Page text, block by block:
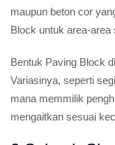
maupun beton cor
Block untuk area-area
Bentuk Paving Block
Variasinya, seperti
mana memmilik
mengaitkan sesuai